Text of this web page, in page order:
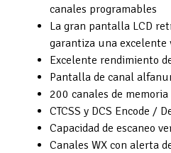
canales programables
La gran pantalla LCD
garantiza una excelente
Excelente rendimiento
Pantalla de canal
200 canales de
CTCSS y DCS Encode /
Capacidad de escaneo
Canales WX con alerta